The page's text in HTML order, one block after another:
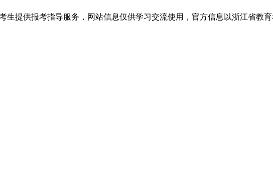
提供报考指导服务，网站信息仅供学习交流使用，官方信息以浙江省教育